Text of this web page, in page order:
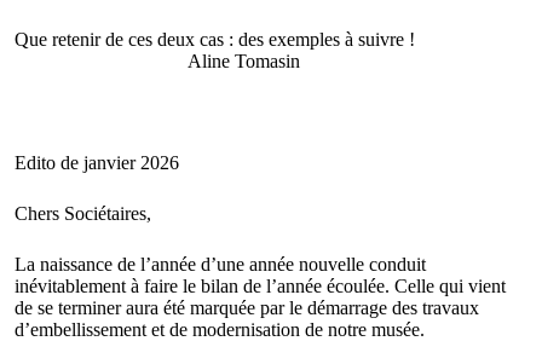
Que retenir de ces deux cas : des exemples à suivre !
Aline Tomasin
Edito de janvier 2026
Chers Sociétaires,
La naissance de l’année d’une année nouvelle conduit
inévitablement à faire le bilan de l’année écoulée. Celle qui vient
de se terminer aura été marquée par le démarrage des travaux
d’embellissement et de modernisation de notre musée.